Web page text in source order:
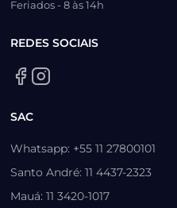
Feriados - 8 às 14h
REDES SOCIAIS
SAC
Whatsapp: +55 11 27800101
Santo André: 11 4437-2323
Mauá: 11 3420-1017